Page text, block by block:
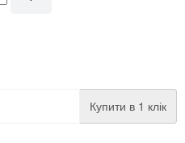
Купити в 1 клік